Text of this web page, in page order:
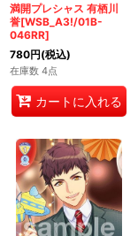
満開プレシャス 有栖川
誉[WSB_A3!/01B-
046RR]
780円(税込)
在庫数 4点
カートに入れる